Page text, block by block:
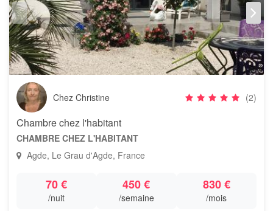
Chez Christine (2)
Chambre chez l'habitant
CHAMBRE CHEZ L'HABITANT
Agde, Le Grau d'Agde, France
70 €
/nuit
450 €
/semaine
830 €
/mois